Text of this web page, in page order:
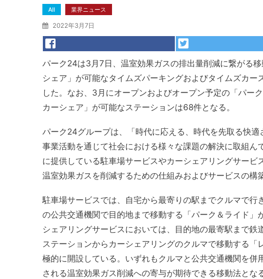
All 業界ニュース
2022年3月7日
パーク24は3月7日、温室効果ガスの排出量削減に繋がる
シェア」が可能なタイムズパーキングおよびタイムズカ
した。なお、3月にオープンおよびオープン予定の「パー
カーシェア」が可能なステーションは68件となる。
パーク24グループは、「時代に応える、時代を先取る快適
事業活動を通じて社会における様々な課題の解決に取組
に提供している駐車場サービスやカーシェアリングサー
温室効果ガスを削減するための仕組みおよびサービスの構
駐車場サービスでは、自宅から最寄りの駅までクルマで
の公共交通機関で目的地まで移動する「パーク＆ライド
シェアリングサービスにおいては、目的地の最寄駅まで
ステーションからカーシェアリングのクルマで移動する
極的に開設している。いずれもクルマと公共交通機関を
される温室効果ガス削減への寄与が期待できる移動法となる